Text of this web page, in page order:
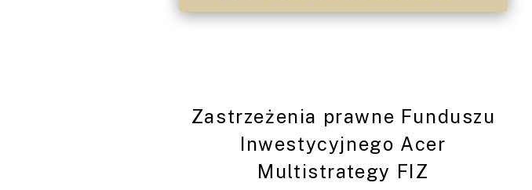
Zastrzeżenia prawne Funduszu
Inwestycyjnego Acer
Multistrategy FIZ